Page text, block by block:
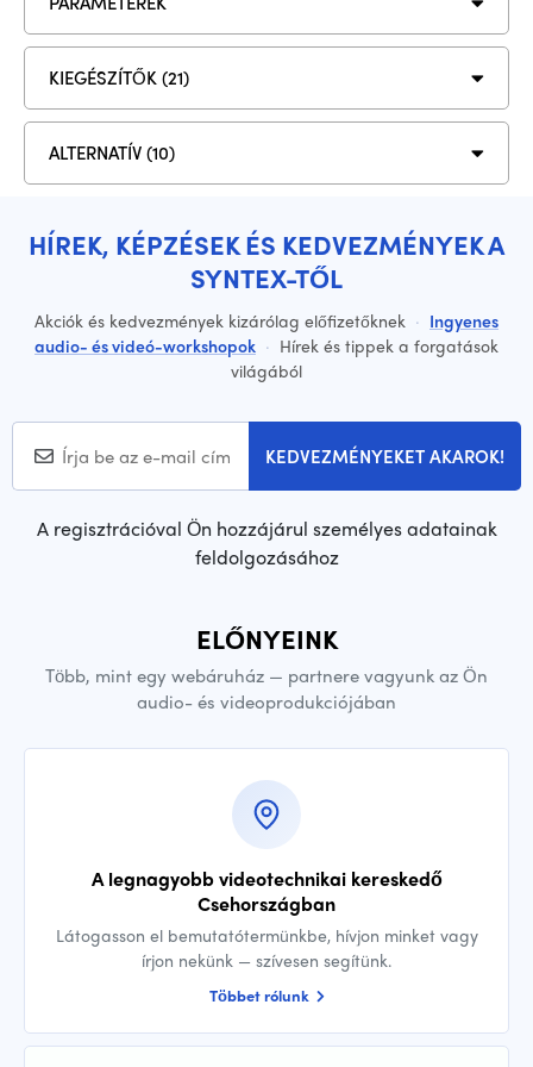
KIEGÉSZÍTŐK (21)
ALTERNATÍV (10)
HÍREK, KÉPZÉSEK ÉS KEDVEZMÉNYEK A
SYNTEX-TŐL
Akciók és kedvezmények kizárólag előfizetőknek · Ingyenes
audio- és videó-workshopok · Hírek és tippek a forgatások
világából
KEDVEZMÉNYEKET AKAROK!
A regisztrációval Ön hozzájárul személyes adatainak
feldolgozásához
ELŐNYEINK
Több, mint egy webáruház — partnere vagyunk az Ön
audio- és videoprodukciójában
A legnagyobb videotechnikai kereskedő
Csehországban
Látogasson el bemutatótermünkbe, hívjon minket vagy
írjon nekünk — szívesen segítünk.
Többet rólunk